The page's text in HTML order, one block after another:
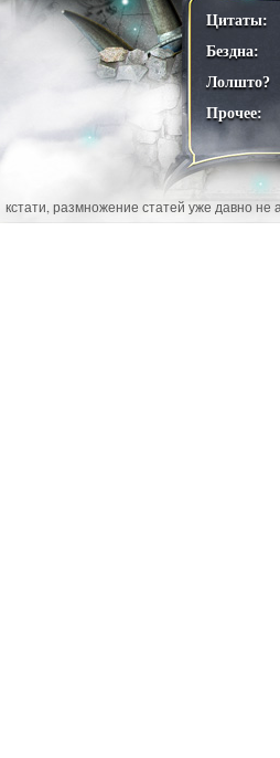
Цитаты:
Бездна:
Лолшто?
Прочее:
кстати, размножение статей уже давно не